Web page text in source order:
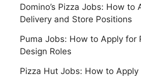
Domino’s Pizza Jobs: How to
Delivery and Store Positions
Puma Jobs: How to Apply for
Design Roles
Pizza Hut Jobs: How to Apply